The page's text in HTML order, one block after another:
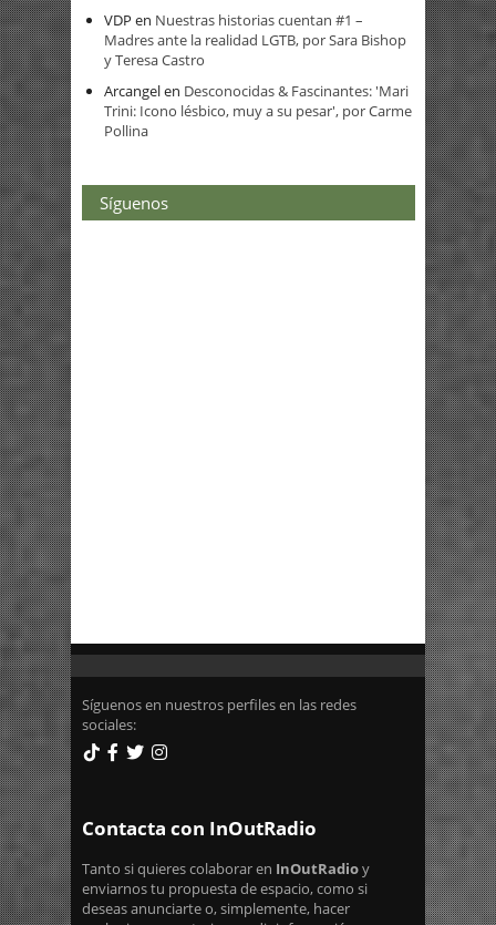
VDP en Nuestras historias cuentan #1 –
Madres ante la realidad LGTB, por Sara Bishop
y Teresa Castro
Arcangelen Desconocidas & Fascinantes: 'Mari
Trini: Icono lésbico, muy a su pesar', por Carme
Pollina
Síguenos
Síguenos en nuestros perfiles en las redes
sociales:
Contacta con InOutRadio
Tanto si quieres colaborar en InOutRadioy
enviarnos tu propuesta de espacio, como si
deseas anunciarte o, simplemente, hacer